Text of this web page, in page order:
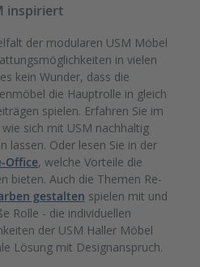
inspiriert
der modularen USM Möbel
in vielen
kein Wunder, dass die
die Hauptrolle in gleich
spielen. Erfahren Sie im
wie sich mit USM nachhaltig
lassen. Oder lesen Sie in der
Office, welche Vorteile die
bieten. Auch die Themen Re-
gestalten spielen mit und
Rolle - die individuellen
der USM Haller Möbel
Lösung mit Designanspruch.